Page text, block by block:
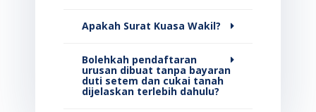
Apakah Surat Kuasa Wakil?
Bolehkah pendaftaran
urusan dibuat tanpa bayaran
duti setem dan cukai tanah
dijelaskan terlebih dahulu?